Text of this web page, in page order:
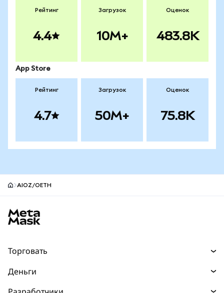
Рейтинг
4.4
Загрузок
10M+
Оценок
483.8K
App Store
Рейтинг
4.7
Загрузок
50M+
Оценок
75.8K
AIOZ/OETH
Торговать
Деньги